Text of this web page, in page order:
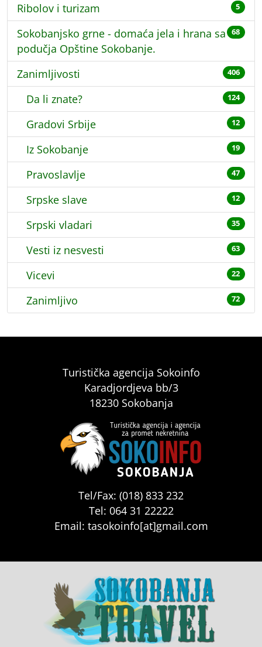
Ribolov i turizam 5
Sokobanjsko grne - domaća jela i hrana sa
podučja Opštine Sokobanje.
68
Zanimljivosti 406
Da li znate? 124
Gradovi Srbije 12
Iz Sokobanje 19
Pravoslavlje 47
Srpske slave 12
Srpski vladari 35
Vesti iz nesvesti 63
Vicevi 22
Zanimljivo 72
Turistička agencija Sokoinfo
Karadjordjeva bb/3
18230 Sokobanja
Tel/Fax: (018) 833 232
Tel: 064 31 22222
Email: tasokoinfo[at]gmail.com